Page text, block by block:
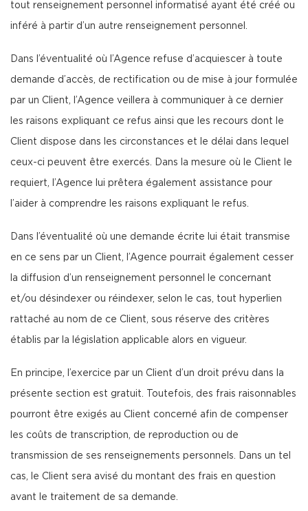
tout renseignement personnel informatisé ayant été créé ou
inféré à partir d’un autre renseignement personnel.
Dans l’éventualité où l’Agence refuse d’acquiescer à toute
demande d’accès, de rectification ou de mise à jour formulée
par un Client, l’Agence veillera à communiquer à ce dernier
les raisons expliquant ce refus ainsi que les recours dont le
Client dispose dans les circonstances et le délai dans lequel
ceux-ci peuvent être exercés. Dans la mesure où le Client le
requiert, l’Agence lui prêtera également assistance pour
l’aider à comprendre les raisons expliquant le refus.
Dans l’éventualité où une demande écrite lui était transmise
en ce sens par un Client, l’Agence pourrait également cesser
la diffusion d’un renseignement personnel le concernant
et/ou désindexer ou réindexer, selon le cas, tout hyperlien
rattaché au nom de ce Client, sous réserve des critères
établis par la législation applicable alors en vigueur.
En principe, l’exercice par un Client d’un droit prévu dans la
présente section est gratuit. Toutefois, des frais raisonnables
pourront être exigés au Client concerné afin de compenser
les coûts de transcription, de reproduction ou de
transmission de ses renseignements personnels. Dans un tel
cas, le Client sera avisé du montant des frais en question
avant le traitement de sa demande.